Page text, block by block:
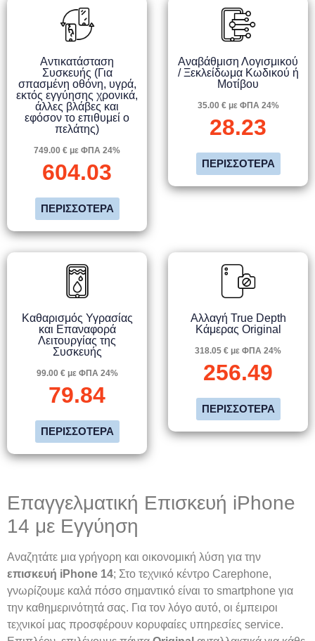
Αντικατάσταση
Συσκευής (Για
σπασμένη οθόνη, υγρά,
εκτός εγγύησης χρονικά,
άλλες βλάβες και
εφόσον το επιθυμεί ο
πελάτης)
749.00 € με ΦΠΑ 24%
604.03
ΠΕΡΙΣΣΌΤΕΡΑ
Αναβάθμιση Λογισμικού
/ Ξεκλείδωμα Κωδικού ή
Μοτίβου
35.00 € με ΦΠΑ 24%
28.23
ΠΕΡΙΣΣΌΤΕΡΑ
Καθαρισμός Υγρασίας
και Επαναφορά
Λειτουργίας της
Συσκευής
99.00 € με ΦΠΑ 24%
79.84
ΠΕΡΙΣΣΌΤΕΡΑ
Αλλαγή True Depth
Κάμερας Original
318.05 € με ΦΠΑ 24%
256.49
ΠΕΡΙΣΣΌΤΕΡΑ
Επαγγελματική Επισκευή iPhone
14 με Εγγύηση
Αναζητάτε μια γρήγορη και οικονομική λύση για την
επισκευή iPhone 14; Στο τεχνικό κέντρο Carephone,
γνωρίζουμε καλά πόσο σημαντικό είναι το smartphone για
την καθημερινότητά σας. Για τον λόγο αυτό, οι έμπειροι
τεχνικοί μας προσφέρουν κορυφαίες υπηρεσίες service.